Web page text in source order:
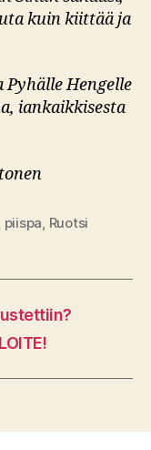
kuin kiittää ja
Hengelle
iankaikkisesta
piispa Ruotsi